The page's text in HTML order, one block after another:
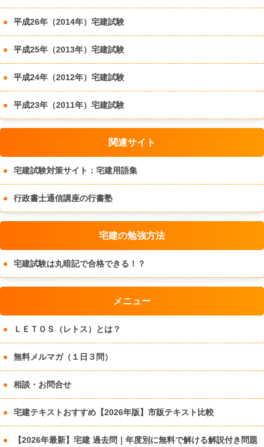
平成26年（2014年）宅建試験
平成25年（2013年）宅建試験
平成24年（2012年）宅建試験
平成23年（2011年）宅建試験
関連サイト
宅建試験対策サイト：宅建用語集
行政書士通信講座の行書塾
宅建の勉強方法
宅建試験は丸暗記で合格できる！？
メニュー
ＬＥＴＯＳ（レトス）とは？
無料メルマガ（１日３問）
相談・お問合せ
宅建テキストおすすめ【2026年版】市販テキスト比較
【2026年最新】宅建 過去問｜年度別に無料で解ける解説付き問題